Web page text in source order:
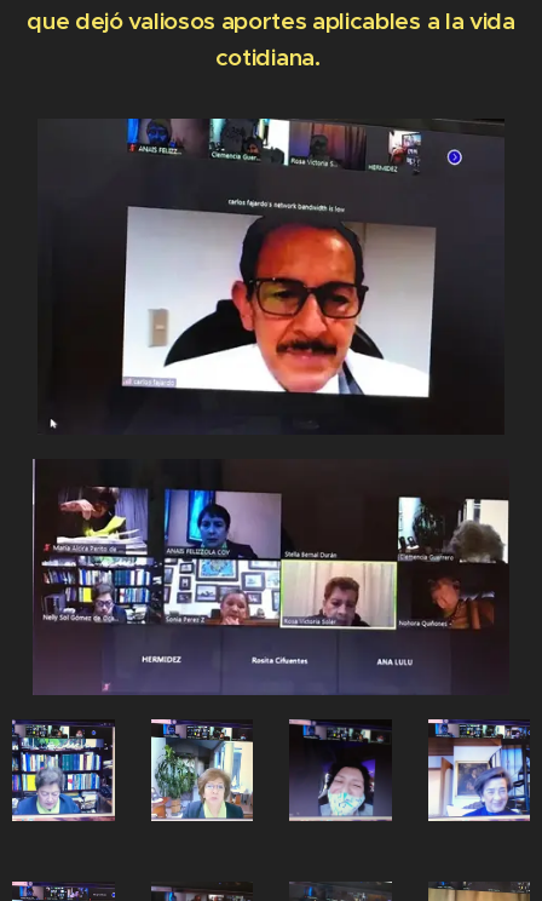
que dejó valiosos aportes aplicables a la vida
cotidiana.